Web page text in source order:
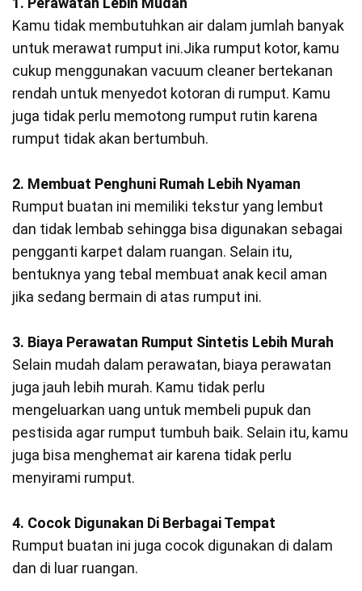
Kamu tidak membutuhkan air dalam jumlah banyak
untuk merawat rumput ini.Jika rumput kotor, kamu
cukup menggunakan vacuum cleaner bertekanan
rendah untuk menyedot kotoran di rumput. Kamu
juga tidak perlu memotong rumput rutin karena
rumput tidak akan bertumbuh.
2. Membuat Penghuni Rumah Lebih Nyaman
Rumput buatan ini memiliki tekstur yang lembut
dan tidak lembab sehingga bisa digunakan sebagai
pengganti karpet dalam ruangan. Selain itu,
bentuknya yang tebal membuat anak kecil aman
jika sedang bermain di atas rumput ini.
3. Biaya Perawatan Rumput Sintetis Lebih Murah
Selain mudah dalam perawatan, biaya perawatan
juga jauh lebih murah. Kamu tidak perlu
mengeluarkan uang untuk membeli pupuk dan
pestisida agar rumput tumbuh baik. Selain itu, kamu
juga bisa menghemat air karena tidak perlu
menyirami rumput.
4. Cocok Digunakan Di Berbagai Tempat
Rumput buatan ini juga cocok digunakan di dalam
dan di luar ruangan.